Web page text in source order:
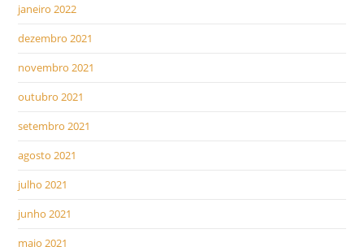
janeiro 2022
dezembro 2021
novembro 2021
outubro 2021
setembro 2021
agosto 2021
julho 2021
junho 2021
maio 2021